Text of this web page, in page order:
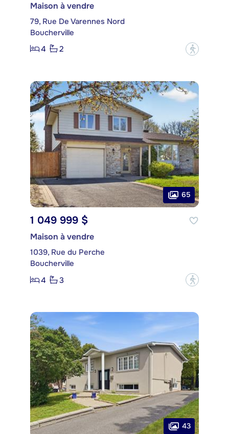
Maison à vendre
79, Rue De Varennes Nord
Boucherville
4
2 ?
65
1 049 999 $
Maison à vendre
1039, Rue du Perche
Boucherville
4
3 ?
43